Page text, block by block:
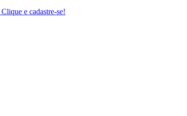
e cadastre-se!